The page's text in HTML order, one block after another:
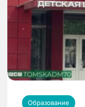
Образование